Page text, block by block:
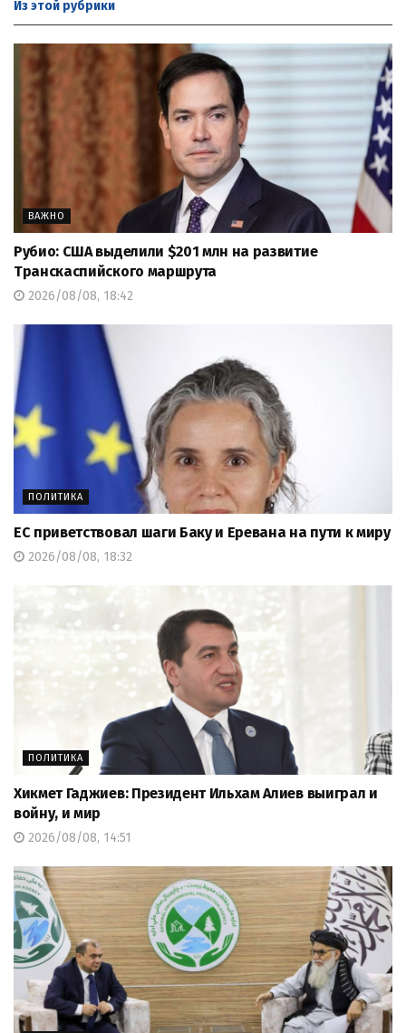
Из этой рубрики
ВАЖНО
Рубио: США выделили $201 млн на развитие
Транскаспийского маршрута
2026/08/08, 18:42
ПОЛИТИКА
ЕС приветствовал шаги Баку и Еревана на пути к миру
2026/08/08, 18:32
ПОЛИТИКА
Хикмет Гаджиев: Президент Ильхам Алиев выиграл и
войну, и мир
2026/08/08, 14:51